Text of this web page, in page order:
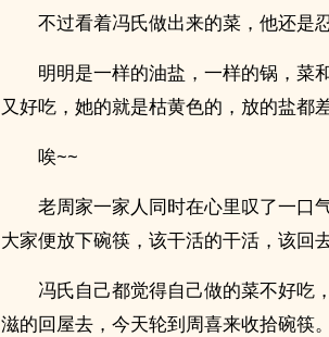
不过看着冯氏做出来的菜，他还是
明明是一样的油盐，一样的锅，菜
又好吃，她的就是枯黄色的，放的盐都
唉~~
老周家一家人同时在心里叹了一口
大家便放下碗筷，该干活的干活，该回
冯氏自己都觉得自己做的菜不好吃
滋的回屋去，今天轮到周喜来收拾碗筷。